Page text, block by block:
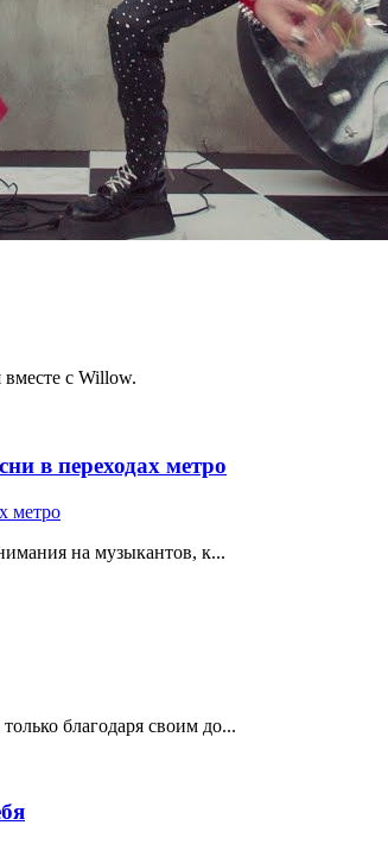
с Willow.
в переходах метро
на музыкантов, к...
благодаря своим до...